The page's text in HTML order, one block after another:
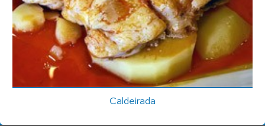
Caldeirada